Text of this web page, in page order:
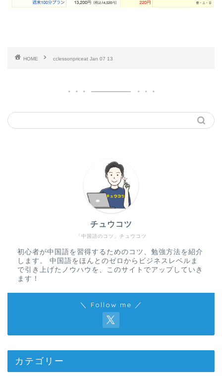
HOME cclessonpriceat Jan 07 13
「中国語のコツ」チュウコツ
チュウコツ
初心者が中国語を習得するためのコツ、勉強方法を紹介
します。 中国語をほんとのゼロからビジネスレベルま
で引き上げたノウハウを、このサイトでアップしていき
ます！
＼ Follow me ／
カテゴリー